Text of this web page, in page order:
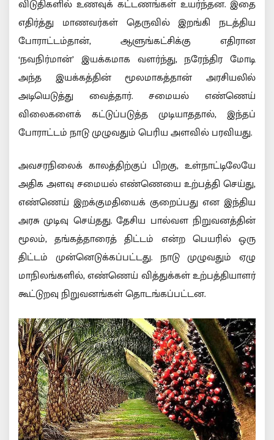
விடுதிகளில் உணவுக் கட்டணங்கள் உயர்ந்தன. இதை
எதிர்த்து மாணவர்கள் தெருவில் இறங்கி நடத்திய
போராட்டம்தான், ஆளுங்கட்சிக்கு எதிரான
‘நவநிர்மான்’ இயக்கமாக வளர்ந்து, நரேந்திர மோடி
அந்த இயக்கத்தின் மூலமாகத்தான் அரசியலில்
அடியெடுத்து வைத்தார். சமையல் எண்ணெய்
விலைகளைக் கட்டுப்படுத்த முடியாததால், இந்தப்
போராட்டம் நாடு முழுவதும் பெரிய அளவில் பரவியது.
அவசரநிலைக் காலத்திற்குப் பிறகு, உள்நாட்டிலேயே
அதிக அளவு சமையல் எண்ணெயை உற்பத்தி செய்து,
எண்ணெய் இறக்குமதியைக் குறைப்பது என இந்திய
அரசு முடிவு செய்தது. தேசிய பால்வள நிறுவனத்தின்
மூலம், தங்கத்தாரைத் திட்டம் என்ற பெயரில் ஒரு
திட்டம் முன்னெடுக்கப்பட்டது. நாடு முழுவதும் ஏழு
மாநிலங்களில், எண்ணெய் வித்துக்கள் உற்பத்தியாளர்
கூட்டுறவு நிறுவனங்கள் தொடங்கப்பட்டன.